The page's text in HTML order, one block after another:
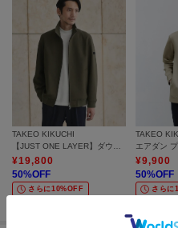
TAKEO KIKUCHI
¥19,800
50%OFF
さらに10%OFF
TAKEO
¥9,900
50%OFF
さらに